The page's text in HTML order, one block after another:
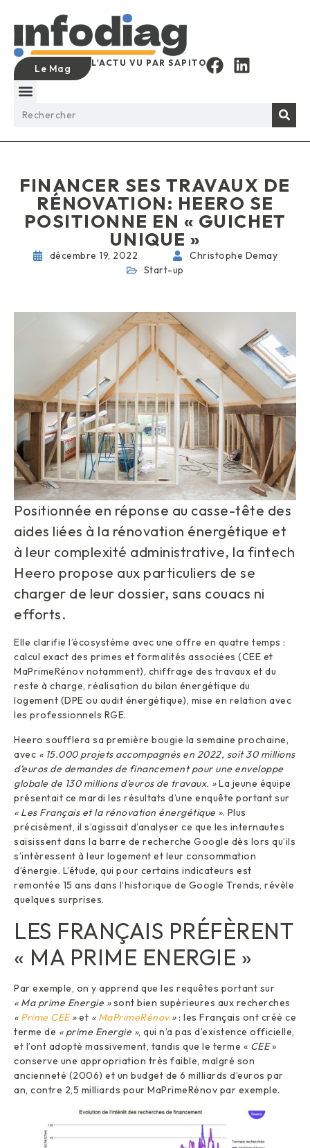
Le Mag L'ACTU VU PAR SAPITO
FINANCER SES TRAVAUX DE
RÉNOVATION: HEERO SE
POSITIONNE EN « GUICHET
UNIQUE »
décembre 19, 2022
Christophe Demay
Start-up
Positionnée en réponse au casse-tête des
aides liées à la rénovation énergétique et
à leur complexité administrative, la fintech
Heero propose aux particuliers de se
charger de leur dossier, sans couacs ni
efforts.
Elle clarifie l’écosystème avec une offre en quatre temps :
calcul exact des primes et formalités associées (CEE et
MaPrimeRénov notamment), chiffrage des travaux et du
reste à charge, réalisation du bilan énergétique du
logement (DPE ou audit énergétique), mise en relation avec
les professionnels RGE.
Heero soufflera sa première bougie la semaine prochaine,
avec « 15.000 projets accompagnés en 2022, soit 30 millions
d’euros de demandes de financement pour une enveloppe
globale de 130 millions d’euros de travaux. »La jeune équipe
présentait ce mardi les résultats d’une enquête portant sur
« Les Français et la rénovation énergétique ». Plus
précisément, il s’agissait d’analyser ce que les internautes
saisissent dans la barre de recherche Google dès lors qu’ils
s’intéressent à leur logement et leur consommation
d’énergie. L’étude, qui pour certains indicateurs est
remontée 15 ans dans l’historique de Google Trends, révèle
quelques surprises.
LES FRANÇAIS PRÉFÈRENT
« MA PRIME ENERGIE »
Par exemple, on y apprend que les requêtes portant sur
« Ma prime Energie »sont bien supérieures aux recherches
« Prime CEE»et « MaPrimeRénov» : les Français ont créé ce
terme de « prime Energie », qui n’a pas d’existence officielle,
et l’ont adopté massivement, tandis que le terme « CEE»
conserve une appropriation très faible, malgré son
ancienneté (2006) et un budget de 6 milliards d’euros par
an, contre 2,5 milliards pour MaPrimeRénov par exemple.